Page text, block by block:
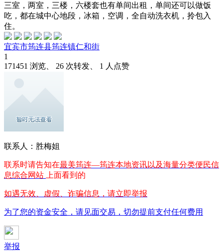
三室，两室，三楼，六楼套也有单间出租，单间还可以做饭
吃，都在城中心地段，冰箱，空调，全自动洗衣机，拎包入
住。
宜宾市筠连县筠连镇仁和街
1
171451 浏览、 26 次转发、 1 人点赞
联系人：胜梅姐
联系时请告知在最美筠连—筠连本地资讯以及海量分类便民信
息综合网站
上面看到的
如遇无效、虚假、诈骗信息，请立即举报
为了您的资金安全，请见面交易，切勿提前支付任何费用
举报